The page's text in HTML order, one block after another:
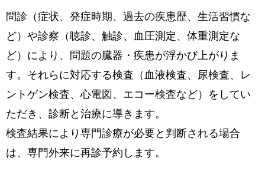
問診（症状、発症時期、過去の疾患歴、生活習慣な
ど）や診察（聴診、触診、血圧測定、体重測定な
ど）により、問題の臓器・疾患が浮かび上がりま
す。それらに対応する検査（血液検査、尿検査、レ
ントゲン検査、心電図、エコー検査など）をしてい
ただき、診断と治療に導きます。
検査結果により専門診療が必要と判断される場合
は、専門外来に再診予約します。